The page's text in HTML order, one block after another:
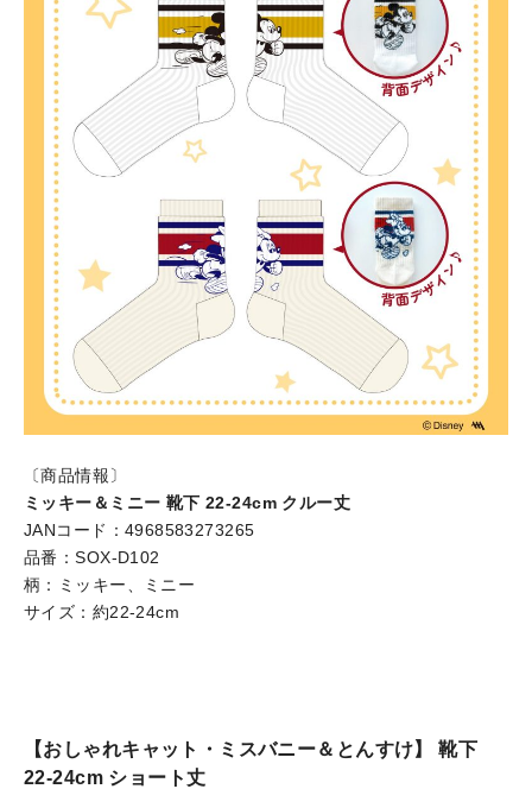
〔商品情報〕
ミッキー＆ミニー 靴下 22-24cm クルー丈
JANコード：4968583273265
品番：SOX-D102
柄：ミッキー、ミニー
サイズ：約22-24cm
【おしゃれキャット・ミスバニー＆とんすけ】 靴下
22-24cm ショート丈